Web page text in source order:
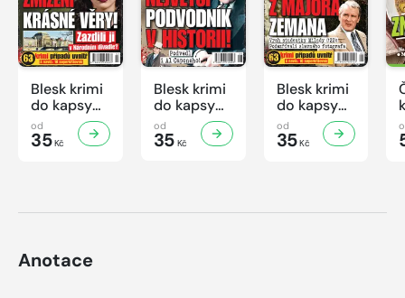
Blesk krimi
do kapsy
č.7/2026
od
35Kč
Blesk krimi
do kapsy
č.6/2026
od
35Kč
Blesk krimi
do kapsy
č.5/2026
od
35Kč
Anotace